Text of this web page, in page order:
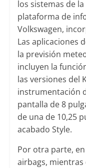
los sistemas de
plataforma de
Volkswagen,
Las aplicaciones
la previsión
incluyen la
las versiones del
instrumentación
pantalla de 8
de una de 10,25
acabado Style.
Por otra parte,
airbags, mientras